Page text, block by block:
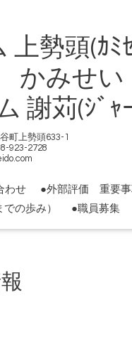
勢頭(ｶ
かみせい
苅(ｼﾞｬｰ
町上勢頭633-1
923-2728
わせ
●外部評価 重要事
の歩み）
●職員募集